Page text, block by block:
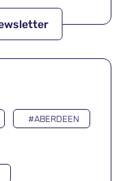
#ABERDEEN